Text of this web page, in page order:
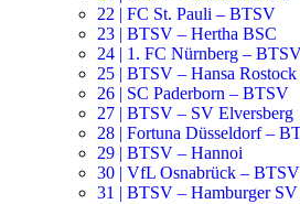
22 | FC St. Pauli – BTSV
23 | BTSV – Hertha BSC
24 | 1. FC Nürnberg –
25 | BTSV – Hansa Rostock
26 | SC Paderborn – BTSV
27 | BTSV – SV Elversberg
28 | Fortuna Düsseldorf –
29 | BTSV – Hannoi
30 | VfL Osnabrück – BTSV
31 | BTSV – Hamburger SV